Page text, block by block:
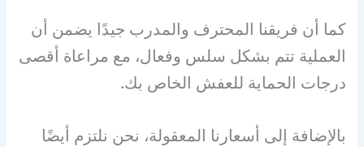
كما أن فريقنا المحترف والمدرب جيدًا يضمن أن
العملية تتم بشكل سلس وفعال، مع مراعاة أقصى
درجات الحماية للعفش الخاص بك.
بالإضافة إلى أسعارنا المعقولة، نحن نلتزم أيضًا